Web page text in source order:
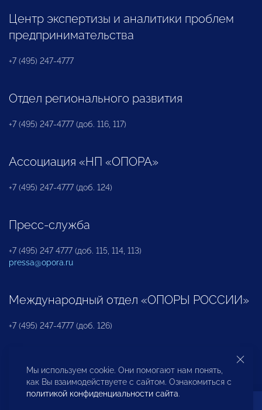
Центр экспертизы и аналитики проблем
предпринимательства
+7 (495) 247-4777
Отдел регионального развития
+7 (495) 247-4777 (доб. 116, 117)
Ассоциация «НП «ОПОРА»
+7 (495) 247-4777 (доб. 124)
Пресс-служба
+7 (495) 247 4777 (доб. 115, 114, 113)
pressa@opora.ru
Международный отдел «ОПОРЫ РОССИИ»
+7 (495) 247-4777 (доб. 126)
Бюро по защите прав предпринимателей и
инвесторов
Мы используем cookie. Они помогают нам понять,
как Вы взаимодействуете с сайтом. Ознакомиться с
политикой конфиденциальности сайта.